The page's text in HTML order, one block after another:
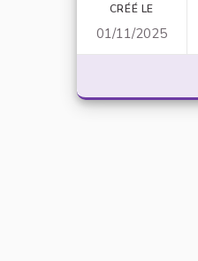
CRÉÉ LE
01/11/2025